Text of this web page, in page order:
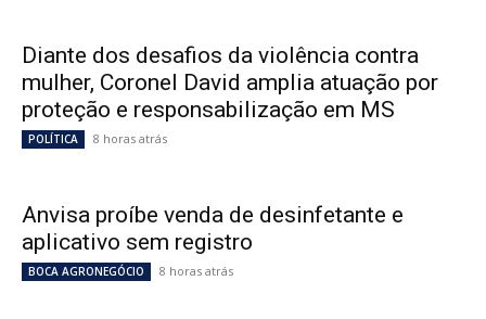
Diante dos desafios da violência contra
mulher, Coronel David amplia atuação por
proteção e responsabilização em MS
POLÍTICA 8 horas atrás
Anvisa proíbe venda de desinfetante e
aplicativo sem registro
BOCA AGRONEGÓCIO 8 horas atrás